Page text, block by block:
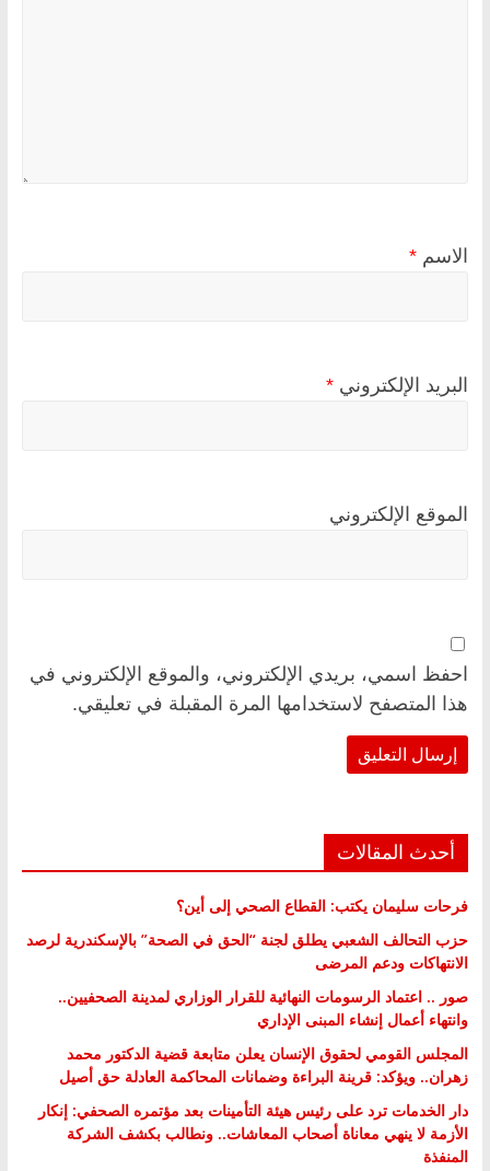
الاسم *
البريد الإلكتروني *
الموقع الإلكتروني
احفظ اسمي، بريدي الإلكتروني، والموقع الإلكتروني في
هذا المتصفح لاستخدامها المرة المقبلة في تعليقي.
أحدث المقالات
فرحات سليمان يكتب: القطاع الصحي إلى أين؟
حزب التحالف الشعبي يطلق لجنة “الحق في الصحة” بالإسكندرية لرصد
الانتهاكات ودعم المرضى
صور .. اعتماد الرسومات النهائية للقرار الوزاري لمدينة الصحفيين..
وانتهاء أعمال إنشاء المبنى الإداري
المجلس القومي لحقوق الإنسان يعلن متابعة قضية الدكتور محمد
زهران.. ويؤكد: قرينة البراءة وضمانات المحاكمة العادلة حق أصيل
دار الخدمات ترد على رئيس هيئة التأمينات بعد مؤتمره الصحفي: إنكار
الأزمة لا ينهي معاناة أصحاب المعاشات.. ونطالب بكشف الشركة
المنفذة